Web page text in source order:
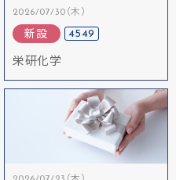
2026/07/30（木）
新設 4549
栄研化学